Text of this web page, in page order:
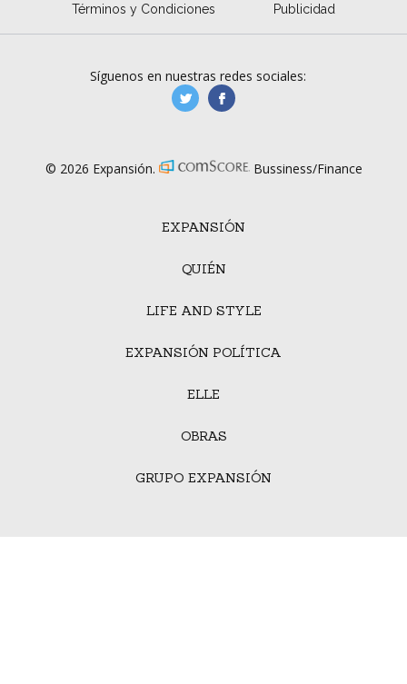
Términos y Condiciones Publicidad
EXPANSIÓN
QUIÉN
LIFE AND STYLE
EXPANSIÓN POLÍTICA
ELLE
OBRAS
GRUPO EXPANSIÓN
Síguenos en nuestras redes sociales:
manufacturaGE
© 2026 Expansión. Bussiness/Finance